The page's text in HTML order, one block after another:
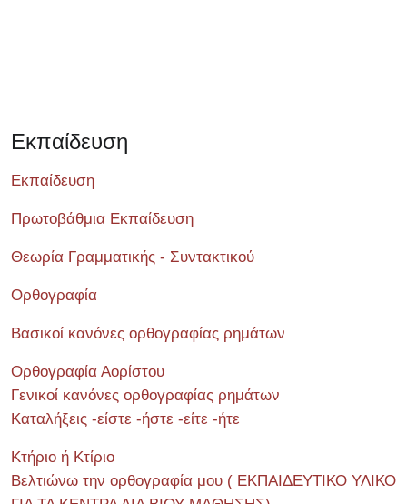
Εκπαίδευση
Εκπαίδευση
Πρωτοβάθμια Εκπαίδευση
Θεωρία Γραμματικής - Συντακτικού
Ορθογραφία
Βασικοί κανόνες ορθογραφίας ρημάτων
Ορθογραφία Αορίστου
Γενικοί κανόνες ορθογραφίας ρημάτων
Καταλήξεις -είστε -ήστε -είτε -ήτε
Κτήριο ή Κτίριο
Βελτιώνω την ορθογραφία μου ( ΕΚΠΑΙΔΕΥΤΙΚΟ ΥΛΙΚΟ